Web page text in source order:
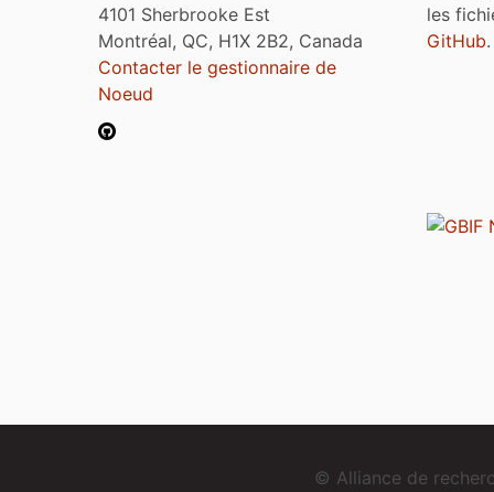
4101 Sherbrooke Est
Montréal, QC, H1X 2B2, Canada
Contacter le gestionnaire de
Noeud
les
GitHub.
© Alliance de